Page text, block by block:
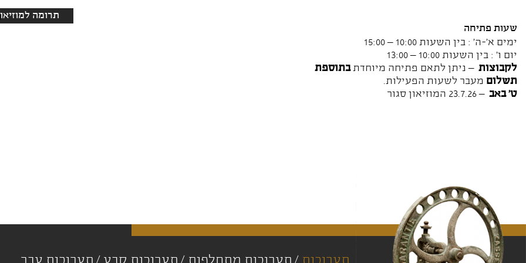
תרומה
שעות פתיחה
ימים א'-ה' : בין השעות 10:00 – 15:00
יום ו' : בין השעות 10:00 – 13:00
לקבוצות – ניתן לתאם פתיחה מיוחדתבתוספת
תשלום מעבר לשעות הפעילות.
ט' באב– 23.7.26 המוזיאון סגור